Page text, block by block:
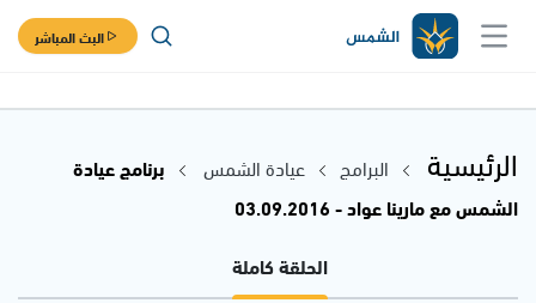
البث المباشر
الرئيسية البرامج عيادة الشمس
برنامج عيادة
الشمس مع مارينا عواد - 03.09.2016
الحلقة كاملة